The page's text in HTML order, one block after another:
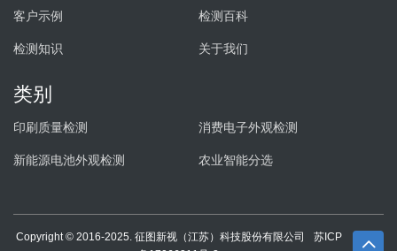
客户示例 检测百科
检测知识 关于我们
类别
印刷质量检测 消费电子外观检测
新能源电池外观检测 农业智能分选
Copyright © 2016-2025. 征图新视（江苏）科技股份有限公司
苏ICP